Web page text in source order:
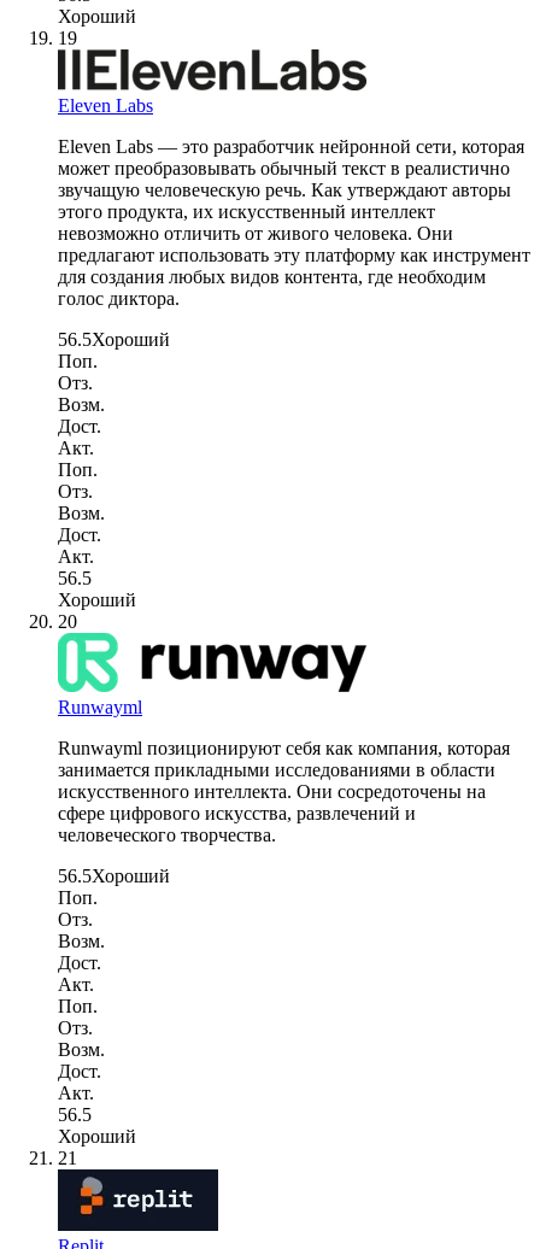
Хороший
19
Eleven Labs
Eleven Labs — это разработчик нейронной сети, которая
может преобразовывать обычный текст в реалистично
звучащую человеческую речь. Как утверждают авторы
этого продукта, их искусственный интеллект
невозможно отличить от живого человека. Они
предлагают использовать эту платформу как инструмент
для создания любых видов контента, где необходим
голос диктора.
56.5Хороший
Поп.
Отз.
Возм.
Дост.
Акт.
Поп.
Отз.
Возм.
Дост.
Акт.
56.5
Хороший
20
Runwayml
Runwayml позиционируют себя как компания, которая
занимается прикладными исследованиями в области
искусственного интеллекта. Они сосредоточены на
сфере цифрового искусства, развлечений и
человеческого творчества.
56.5Хороший
Поп.
Отз.
Возм.
Дост.
Акт.
Поп.
Отз.
Возм.
Дост.
Акт.
56.5
Хороший
21